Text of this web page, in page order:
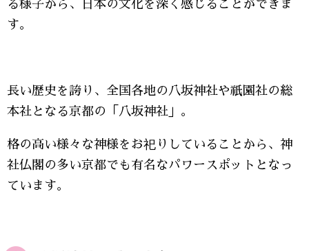
る様子から、日本の文化を深く感じることができま
す。
長い歴史を誇り、全国各地の八坂神社や祇園社の総
本社となる京都の「八坂神社」。
格の高い様々な神様をお祀りしていることから、神
社仏閣の多い京都でも有名なパワースポットとなっ
ています。